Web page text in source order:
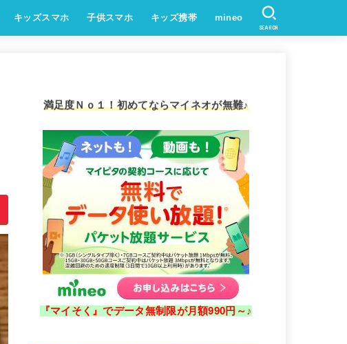
キッズスマホ 子供スマホ キッズ携帯 mineo
SEARCH
満足度Ｎｏ１！初めてならマイネオが無難♪
『マイそく』でデータ無制限が月額990円～♪